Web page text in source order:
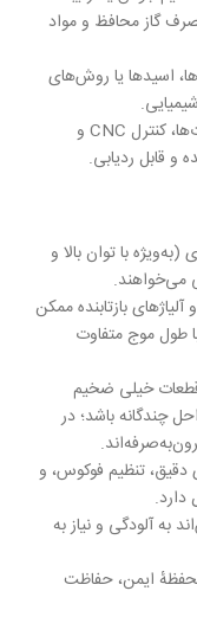
گاز محافظ و مواد
اسیدها یا روش‌های
راحت اتصال به ربات‌ها، کنترل CNC و
و قابل ردیابی.
با توان بالا و
می‌خواهند.
بازتابنده ممکن
طول موج متفاوت
خیلی ضخیم
چندگانه باشد؛ در
دقیق، تنظیم فوکوس، و
به آلودگی و نیاز به
محفظهٔ ایمن، حفاظت